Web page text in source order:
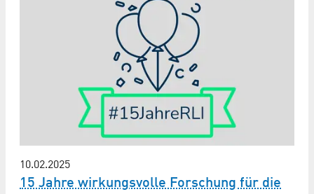
10.02.2025
15 Jahre wirkungsvolle Forschung für die